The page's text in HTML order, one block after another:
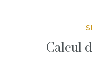
Calcul